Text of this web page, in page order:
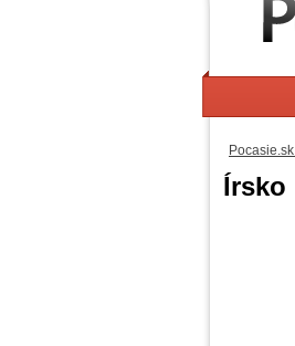
Pocasie.sk
Írsko